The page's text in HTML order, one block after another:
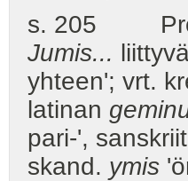
s. 205
Jumis...
yhteen'; vrt.
latinan
pari-',
skand. ymis